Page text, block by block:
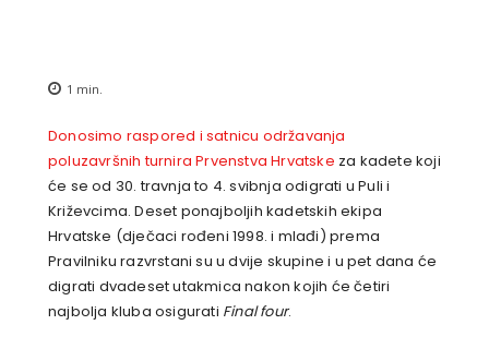
1 min.
Donosimo raspored i satnicu održavanja
poluzavršnih turnira Prvenstva Hrvatske za kadete koji
će se od 30. travnja to 4. svibnja odigrati u Puli i
Križevcima. Deset ponajboljih kadetskih ekipa
Hrvatske (dječaci rođeni 1998. i mlađi) prema
Pravilniku razvrstani su u dvije skupine i u pet dana će
digrati dvadeset utakmica nakon kojih će četiri
najbolja kluba osigurati Final four.